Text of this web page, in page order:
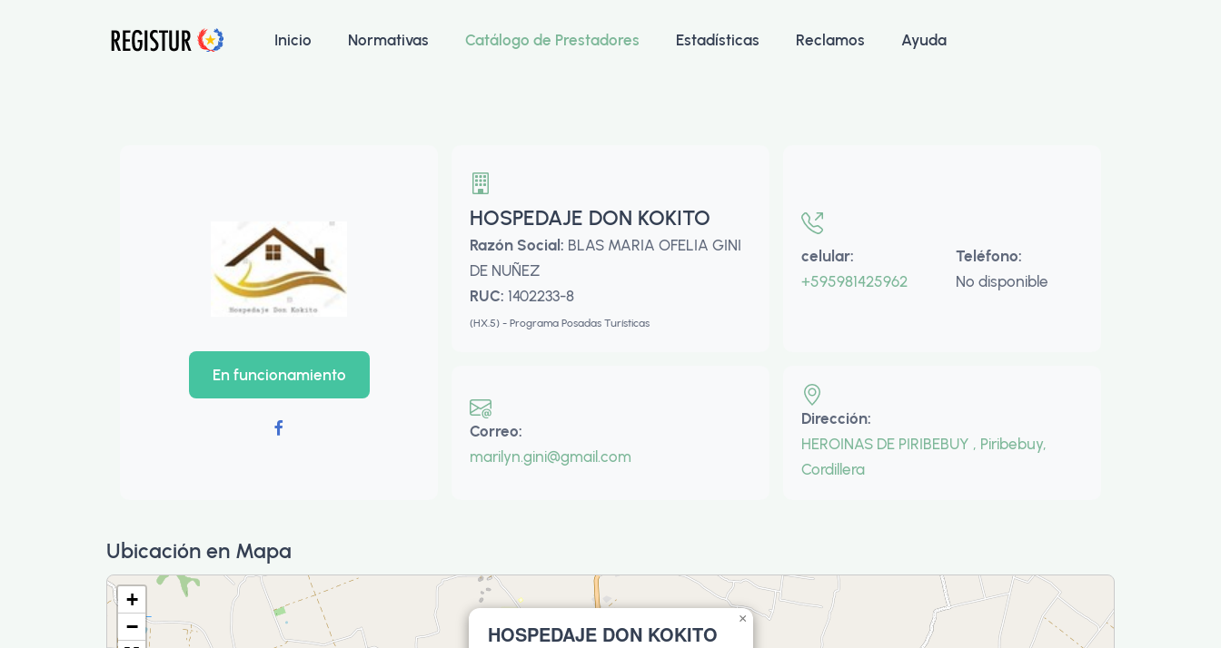
Inicio Normativas Catálogo de Prestadores Estadísticas Reclamos Ayuda
En funcionamiento
HOSPEDAJE DON KOKITO
Razón Social: BLAS MARIA OFELIA GINI
DE NUÑEZ
RUC: 1402233-8
(HX.5) - Programa Posadas Turísticas
celular:
+595981425962
Teléfono:
No disponible
Correo:
marilyn.gini@gmail.com
Dirección:
HEROINAS DE PIRIBEBUY , Piribebuy,
Cordillera
Ubicación en Mapa
HOSPEDAJE DON KOKITO
×
+
−